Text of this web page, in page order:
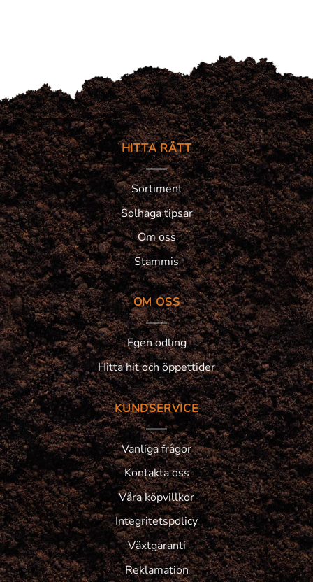
HITTA RÄTT
Sortiment
Solhaga tipsar
Om oss
Stammis
OM OSS
Egen odling
Hitta hit och öppettider
KUNDSERVICE
Vanliga frågor
Kontakta oss
Våra köpvillkor
Integritetspolicy
Växtgaranti
Reklamation